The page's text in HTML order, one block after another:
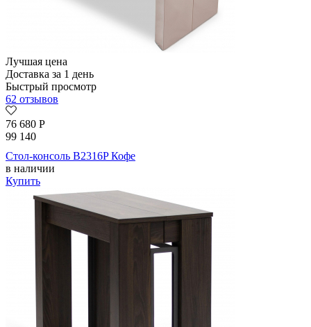
Лучшая цена
Доставка за 1 день
Быстрый просмотр
62 отзывов
76 680 Р
99 140
Стол-консоль B2316P Кофе
в наличии
Купить